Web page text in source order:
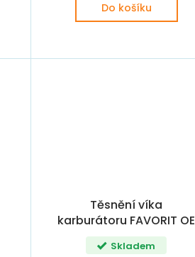
Do košíku
Těsnění víka
karburátoru FAVORIT OE
Skladem